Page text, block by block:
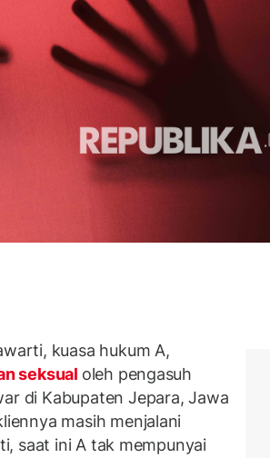
kuasa hukum A,
seksual oleh pengasuh
di Kabupaten Jepara, Jawa
masih menjalani
saat ini A tak mempunyai